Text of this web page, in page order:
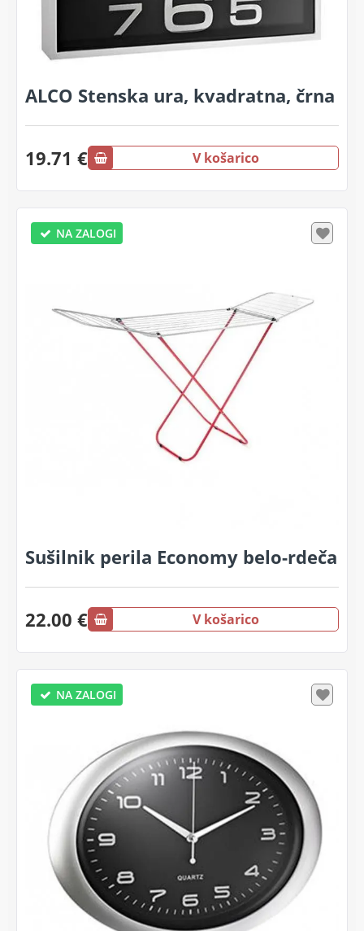
ALCO Stenska ura, kvadratna, črna
19.71 € V košarico
NA ZALOGI
Sušilnik perila Economy belo-rdeča
22.00 € V košarico
NA ZALOGI